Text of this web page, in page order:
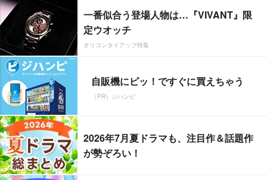
一番似合う登場人物は…『VIVANT』限
定ウオッチ
オリコンタイアップ特集
自販機にピッ！ですぐに買えちゃう
（PR）ジハンピ
2026年7月夏ドラマも、注目作＆話題作
が勢ぞろい！